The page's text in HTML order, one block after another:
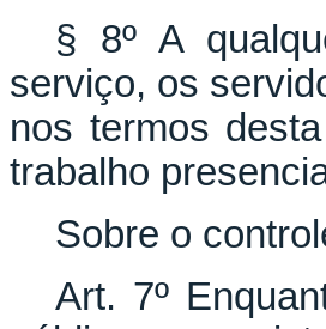
§ 8º A
serviço, os
nos termos
trabalho
Sobre o
Art. 7º